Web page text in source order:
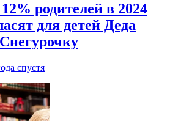
родителей в 2024
для детей Деда
спустя